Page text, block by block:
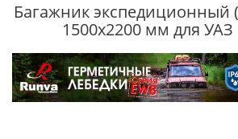
Багажник экспедиционный
1500х2200 мм для УАЗ